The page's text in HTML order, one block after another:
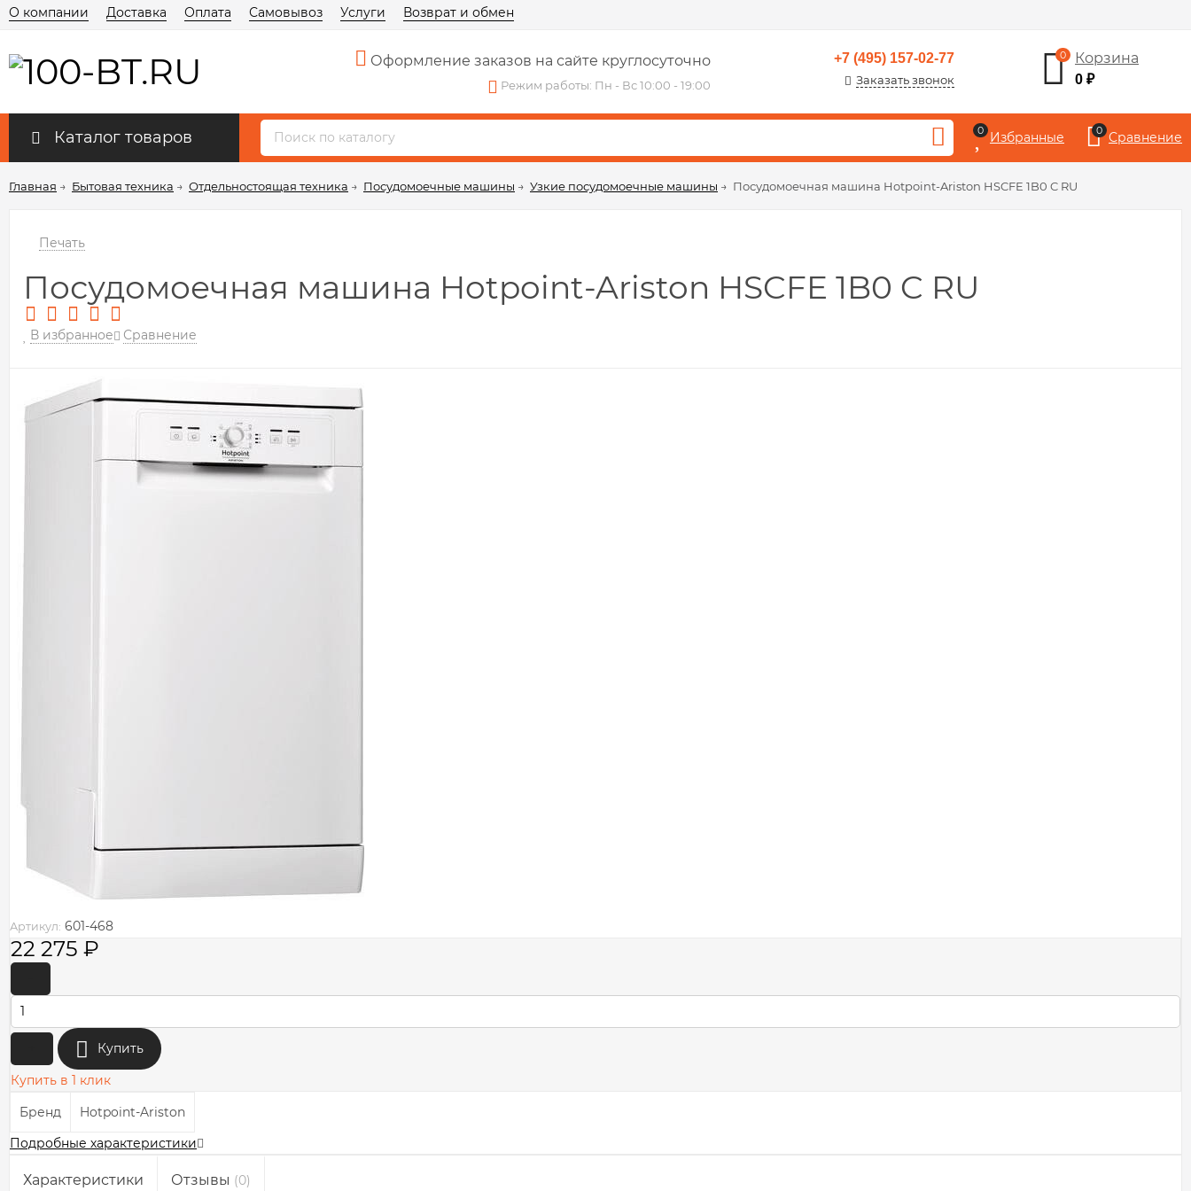
О компании Доставка Оплата Самовывоз Услуги Возврат и обмен
Оформление заказов на сайте круглосуточно
Режим работы: Пн - Вс 10:00 - 19:00
+7 (495) 157-02-77
Заказать звонок
0 Корзина
0₽
Каталог товаров 0 Избранные 0 Сравнение
Главная → Бытовая техника → Отдельностоящая техника → Посудомоечные машины → Узкие посудомоечные машины → Посудомоечная машина Hotpoint-Ariston HSCFE 1B0 C RU
Печать
Посудомоечная машина Hotpoint-Ariston HSCFE 1B0 C RU
В избранное Сравнение
Артикул: 601-468
22 275 ₽
Купить
Купить в 1 клик
Бренд
Hotpoint-Ariston
Подробные характеристики
Характеристики Отзывы (0)